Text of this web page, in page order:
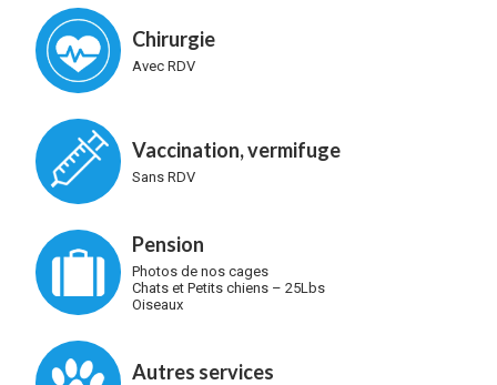
Chirurgie
Avec RDV
Vaccination, vermifuge
Sans RDV
Pension
Photos de nos cages
Chats et Petits chiens – 25Lbs
Oiseaux
Autres services